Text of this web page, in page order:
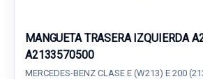
MANGUETA TRASERA IZQUIERDA
A2133570500
MERCEDES-BENZ CLASE E (W213) E 200